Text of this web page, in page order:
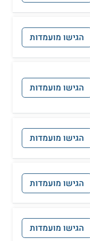
הגישו מועמדות
הגישו מועמדות
הגישו מועמדות
הגישו מועמדות
הגישו מועמדות